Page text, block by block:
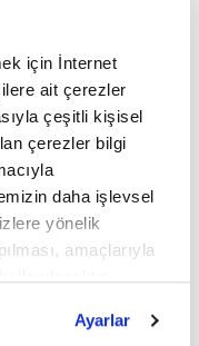
için İnternet
ait çerezler
çeşitli kişisel
çerezler bilgi
daha işlevsel
yönelik
amaçlarıyla
bilgi için
Ayarlar
modelin
tasarım ve
'ın dış